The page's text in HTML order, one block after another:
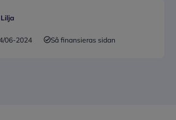
06-2024 Så finansieras sidan